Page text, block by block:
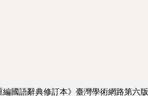
編國語辭典修訂本》臺灣學術網路第六版